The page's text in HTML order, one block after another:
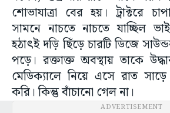
শোভাযাত্রা বের হয়। ট্রাক্টরে
সামনে নাচতে নাচতে যাচ্ছিল
হঠাৎই দড়ি ছিঁড়ে চারটি ডিজে
পড়ে। রক্তাক্ত অবস্থায় তাকে
মেডিক্যালে নিয়ে এসে রাত সাড়ে
করি। কিন্তু বাঁচানো গেল না।
ADVERTISEMENT